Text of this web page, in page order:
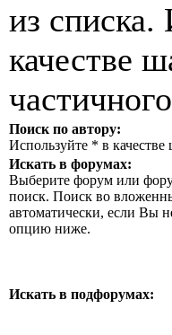
из списка.
качестве
Поиск по автору:
Используйте * в качестве
Искать в форумах:
Выберите форум или
поиск. Поиск во
автоматически, если Вы
опцию ниже.
Искать в подфорумах: